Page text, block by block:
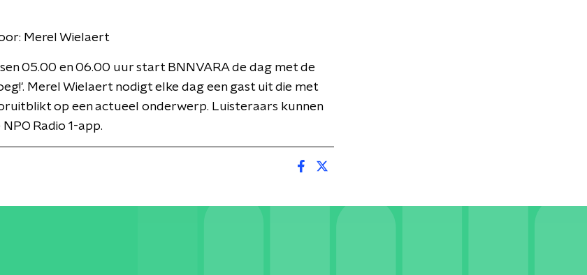
Merel Wielaert
05.00 en 06.00 uur start BNNVARA de dag met de
Merel Wielaert nodigt elke dag een gast uit die met
op een actueel onderwerp. Luisteraars kunnen
Radio 1-app.